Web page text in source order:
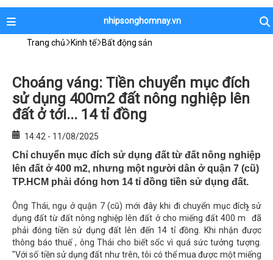
nhipsonghomnay.vn
Trang chủ Kinh tế Bất động sản
Choáng váng: Tiền chuyển mục đích
sử dụng 400m2 đất nông nghiệp lên
đất ở tới... 14 tỉ đồng
14:42 - 11/08/2025
Chỉ chuyển mục đích sử dụng đất từ đất nông nghiệp
lên đất ở 400 m2, nhưng một người dân ở quận 7 (cũ)
TP.HCM phải đóng hơn 14 tỉ đồng tiền sử dụng đất.
Ông Thái, ngụ ở quận 7 (cũ) mới đây khi đi chuyển mục đích sử
dụng đất từ đất nông nghiệp lên đất ở cho miếng đất 400 m
2
đã
phải đóng tiền sử dụng đất lên đến 14 tỉ đồng. Khi nhận được
thông báo thuế , ông Thái cho biết sốc vì quá sức tưởng tượng.
"Với số tiền sử dụng đất như trên, tôi có thể mua được một miếng